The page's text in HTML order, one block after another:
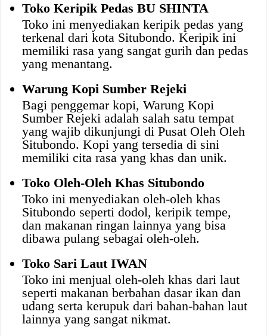
Toko Keripik Pedas BU SHINTA
Toko ini menyediakan keripik pedas yang
terkenal dari kota Situbondo. Keripik ini
memiliki rasa yang sangat gurih dan pedas
yang menantang.
Warung Kopi Sumber Rejeki
Bagi penggemar kopi, Warung Kopi
Sumber Rejeki adalah salah satu tempat
yang wajib dikunjungi di Pusat Oleh Oleh
Situbondo. Kopi yang tersedia di sini
memiliki cita rasa yang khas dan unik.
Toko Oleh-Oleh Khas Situbondo
Toko ini menyediakan oleh-oleh khas
Situbondo seperti dodol, keripik tempe,
dan makanan ringan lainnya yang bisa
dibawa pulang sebagai oleh-oleh.
Toko Sari Laut IWAN
Toko ini menjual oleh-oleh khas dari laut
seperti makanan berbahan dasar ikan dan
udang serta kerupuk dari bahan-bahan laut
lainnya yang sangat nikmat.